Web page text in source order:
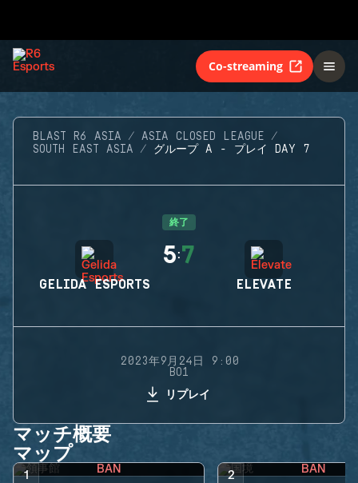
Co-streaming
BLAST R6 ASIA
ASIA CLOSED LEAGUE
SOUTH EAST ASIA
グループ A - プレイ DAY 7
終了
GELIDA ESPORTS
5:7
ELEVATE
2023年9月24日 9:00
BO1
リプレイ
マッチ概要
マップ
1 BAN 2 BAN